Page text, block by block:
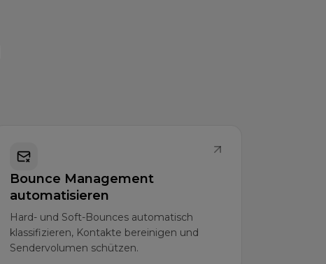
Bounce Management
automatisieren
Hard- und Soft-Bounces automatisch
klassifizieren, Kontakte bereinigen und
Sendervolumen schützen.